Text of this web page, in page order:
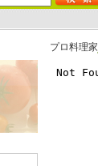
プロ料理家